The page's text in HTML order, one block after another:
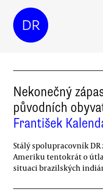
DR
Nekonečný
původních
František
Stálý spolupracovník
Ameriku tentokrát o
situaci brazilských